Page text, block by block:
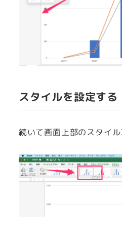
スタイルを設定する
続いて画面上部のスタイル